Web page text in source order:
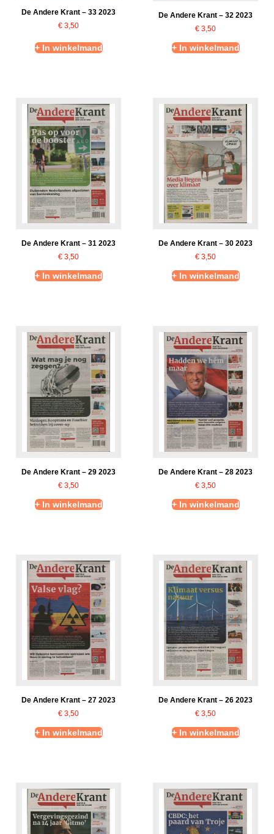
De Andere Krant – 33 2023
€ 3,50
+ In winkelmand
De Andere Krant – 32 2023
€ 3,50
+ In winkelmand
De Andere Krant – 31 2023
€ 3,50
+ In winkelmand
De Andere Krant – 30 2023
€ 3,50
+ In winkelmand
De Andere Krant – 29 2023
€ 3,50
+ In winkelmand
De Andere Krant – 28 2023
€ 3,50
+ In winkelmand
De Andere Krant – 27 2023
€ 3,50
+ In winkelmand
De Andere Krant – 26 2023
€ 3,50
+ In winkelmand